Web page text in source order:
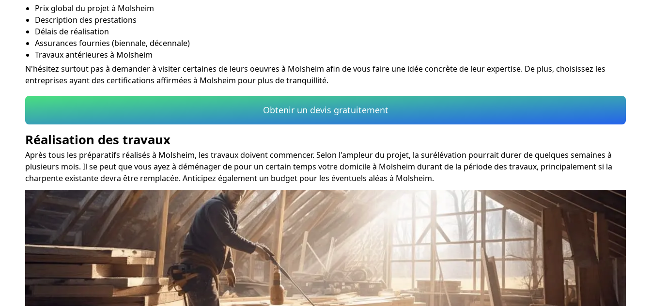
Prix global du projet à Molsheim
Description des prestations
Délais de réalisation
Assurances fournies (biennale, décennale)
Travaux antérieures à Molsheim
N'hésitez surtout pas à demander à visiter certaines de leurs oeuvres à Molsheim afin de vous faire une idée concrète de leur expertise. De plus, choisissez les
entreprises ayant des certifications affirmées à Molsheim pour plus de tranquillité.
Obtenir un devis gratuitement
Réalisation des travaux
Après tous les préparatifs réalisés à Molsheim, les travaux doivent commencer. Selon l'ampleur du projet, la surélévation pourrait durer de quelques semaines à
plusieurs mois. Il se peut que vous ayez à déménager de pour un certain temps votre domicile à Molsheim durant de la période des travaux, principalement si la
charpente existante devra être remplacée. Anticipez également un budget pour les éventuels aléas à Molsheim.